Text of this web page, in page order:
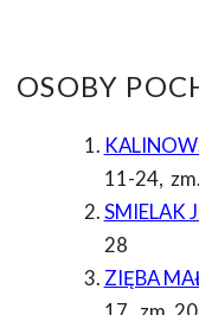
OSOBY
11-24,
SMIELAK
28
ZIĘBA